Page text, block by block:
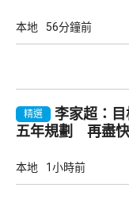
本地 56分鐘前
精選
李家超：
五年規劃 再盡
本地 1小時前